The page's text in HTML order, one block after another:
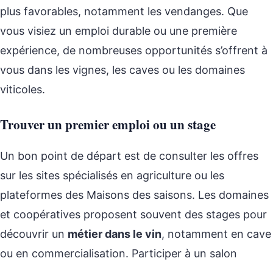
plus favorables, notamment les vendanges. Que
vous visiez un emploi durable ou une première
expérience, de nombreuses opportunités s’offrent à
vous dans les vignes, les caves ou les domaines
viticoles.
Trouver un premier emploi ou un stage
Un bon point de départ est de consulter les offres
sur les sites spécialisés en agriculture ou les
plateformes des Maisons des saisons. Les domaines
et coopératives proposent souvent des stages pour
découvrir un métier dans le vin, notamment en cave
ou en commercialisation. Participer à un salon